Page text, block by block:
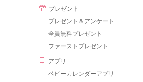
プレゼント
プレゼント＆アンケート
全員無料プレゼント
ファーストプレゼント
アプリ
ベビーカレンダーアプリ